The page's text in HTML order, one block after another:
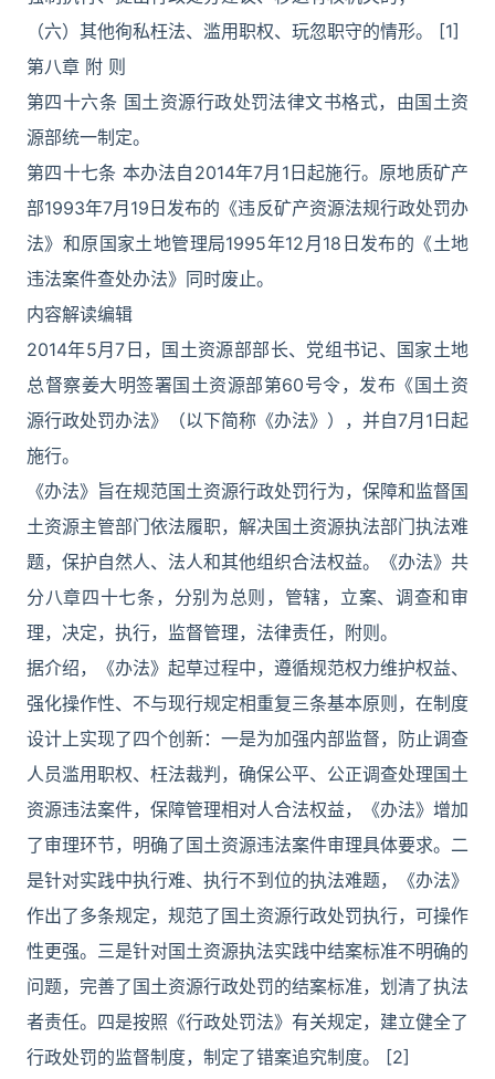
（六）其他徇私枉法、滥用职权、玩忽职守的情形。 [1]
第八章 附 则
第四十六条 国土资源行政处罚法律文书格式，由国土资
源部统一制定。
第四十七条 本办法自2014年7月1日起施行。原地质矿产
部1993年7月19日发布的《违反矿产资源法规行政处罚办
法》和原国家土地管理局1995年12月18日发布的《土地
违法案件查处办法》同时废止。
内容解读编辑
2014年5月7日，国土资源部部长、党组书记、国家土地
总督察姜大明签署国土资源部第60号令，发布《国土资
源行政处罚办法》（以下简称《办法》），并自7月1日起
施行。
《办法》旨在规范国土资源行政处罚行为，保障和监督国
土资源主管部门依法履职，解决国土资源执法部门执法难
题，保护自然人、法人和其他组织合法权益。《办法》共
分八章四十七条，分别为总则，管辖，立案、调查和审
理，决定，执行，监督管理，法律责任，附则。
据介绍，《办法》起草过程中，遵循规范权力维护权益、
强化操作性、不与现行规定相重复三条基本原则，在制度
设计上实现了四个创新：一是为加强内部监督，防止调查
人员滥用职权、枉法裁判，确保公平、公正调查处理国土
资源违法案件，保障管理相对人合法权益，《办法》增加
了审理环节，明确了国土资源违法案件审理具体要求。二
是针对实践中执行难、执行不到位的执法难题，《办法》
作出了多条规定，规范了国土资源行政处罚执行，可操作
性更强。三是针对国土资源执法实践中结案标准不明确的
问题，完善了国土资源行政处罚的结案标准，划清了执法
者责任。四是按照《行政处罚法》有关规定，建立健全了
行政处罚的监督制度，制定了错案追究制度。 [2]